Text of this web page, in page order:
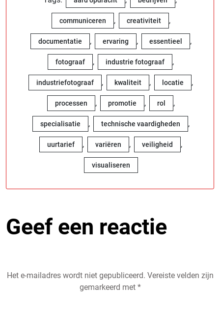
communiceren , creativiteit ,
documentatie , ervaring , essentieel ,
fotograaf , industrie fotograaf ,
industriefotograaf , kwaliteit , locatie ,
processen , promotie , rol ,
specialisatie , technische vaardigheden ,
uurtarief , variëren , veiligheid ,
visualiseren
Geef een reactie
Het e-mailadres wordt niet gepubliceerd. Vereiste velden zijn
gemarkeerd met *